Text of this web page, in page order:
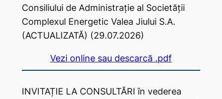
Consiliului de Administrație al Societății
Complexul Energetic Valea Jiului S.A.
(ACTUALIZATĂ) (29.07.2026)
Vezi online sau descarcă .pdf
INVITAȚIE LA CONSULTĂRI în vederea